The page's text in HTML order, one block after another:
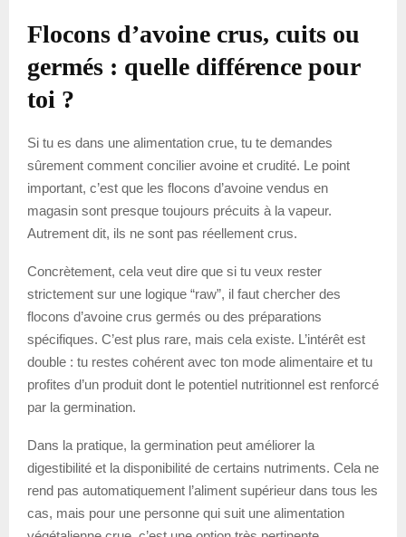
Flocons d’avoine crus, cuits ou
germés : quelle différence pour
toi ?
Si tu es dans une alimentation crue, tu te demandes
sûrement comment concilier avoine et crudité. Le point
important, c’est que les flocons d’avoine vendus en
magasin sont presque toujours précuits à la vapeur.
Autrement dit, ils ne sont pas réellement crus.
Concrètement, cela veut dire que si tu veux rester
strictement sur une logique “raw”, il faut chercher des
flocons d’avoine crus germés ou des préparations
spécifiques. C’est plus rare, mais cela existe. L’intérêt est
double : tu restes cohérent avec ton mode alimentaire et tu
profites d’un produit dont le potentiel nutritionnel est renforcé
par la germination.
Dans la pratique, la germination peut améliorer la
digestibilité et la disponibilité de certains nutriments. Cela ne
rend pas automatiquement l’aliment supérieur dans tous les
cas, mais pour une personne qui suit une alimentation